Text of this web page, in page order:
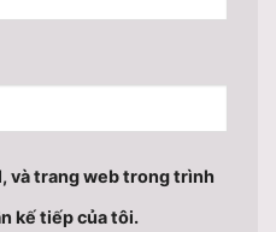
và trang web trong trình
kế tiếp của tôi.